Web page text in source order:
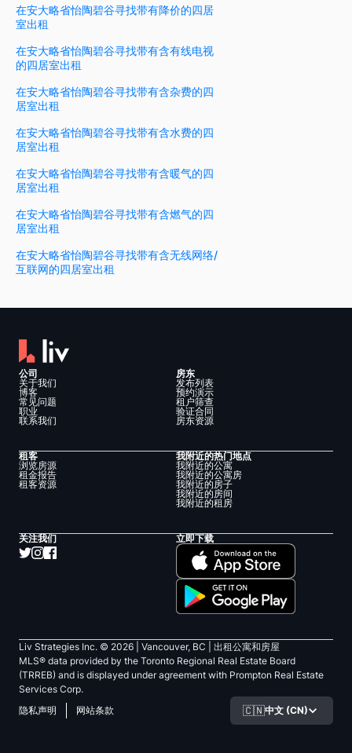
在安大略省怡陶碧谷寻找带有降价的四居
室出租
在安大略省怡陶碧谷寻找带有含有线电视
的四居室出租
在安大略省怡陶碧谷寻找带有含杂费的四
居室出租
在安大略省怡陶碧谷寻找带有含水费的四
居室出租
在安大略省怡陶碧谷寻找带有含暖气的四
居室出租
在安大略省怡陶碧谷寻找带有含燃气的四
居室出租
在安大略省怡陶碧谷寻找带有含无线网络/
互联网的四居室出租
公司
关于我们
博客
常见问题
职业
联系我们
房东
发布列表
预约演示
租户筛查
验证合同
房东资源
租客
浏览房源
租金报告
租客资源
我附近的热门地点
我附近的公寓
我附近的公寓房
我附近的房子
我附近的房间
我附近的租房
关注我们 立即下载
Liv Strategies Inc. © 2026 | Vancouver, BC |
出租公寓和房屋
MLS® data provided by the Toronto Regional Real Estate Board
(TRREB) and is displayed under agreement with Prompton Real Estate
Services Corp.
隐私声明
网站条款 🇨🇳中文 (CN)